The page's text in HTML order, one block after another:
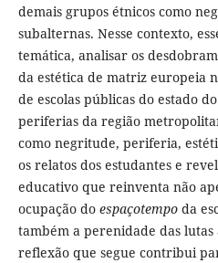
demais grupos étnicos como
subalternas. Nesse contexto,
temática, analisar os
da estética de matriz europeia
de escolas públicas do estado
periferias da região
como negritude, periferia,
os relatos dos estudantes e
educativo que reinventa não
ocupação do espaçotempoda
também a perenidade das
reflexão que segue contribui